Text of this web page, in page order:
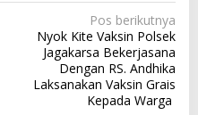
Pos berikutnya
Nyok Kite Vaksin Polsek
Jagakarsa Bekerjasana
Dengan RS. Andhika
Laksanakan Vaksin Grais
Kepada Warga